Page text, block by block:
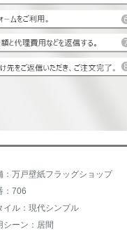
：万戸壁紙フラッグショップ
：706
イル：現代シンプル
シーン：居間